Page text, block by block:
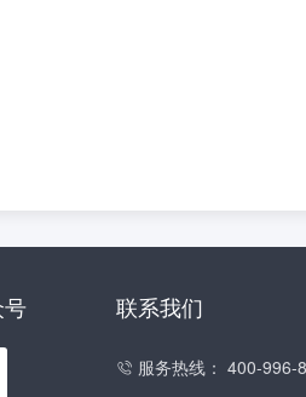
联系我们
 服务热线： 400-996-